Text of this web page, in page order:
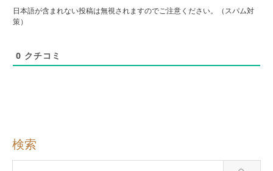
日本語が含まれない投稿は無視されますのでご注意ください。（スパム対
策）
0 クチコミ
検索